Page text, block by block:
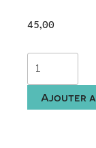
45,00
de
Evaluation
en
Ajouter